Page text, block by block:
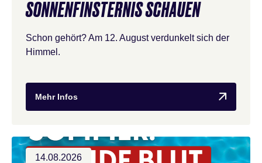
SONNENFINSTERNIS SCHAUEN
Schon gehört? Am 12. August verdunkelt sich der
Himmel.
Mehr Infos
14.08.2026